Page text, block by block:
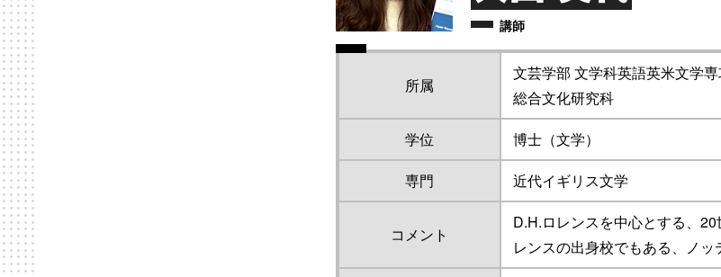
講師
所属
文芸学部 文学科英語英米文学
総合文化研究科
学位
博士（文学）
専門
近代イギリス文学
コメント
D.H.ロレンスを中心とする、
レンスの出身校でもある、ノッ